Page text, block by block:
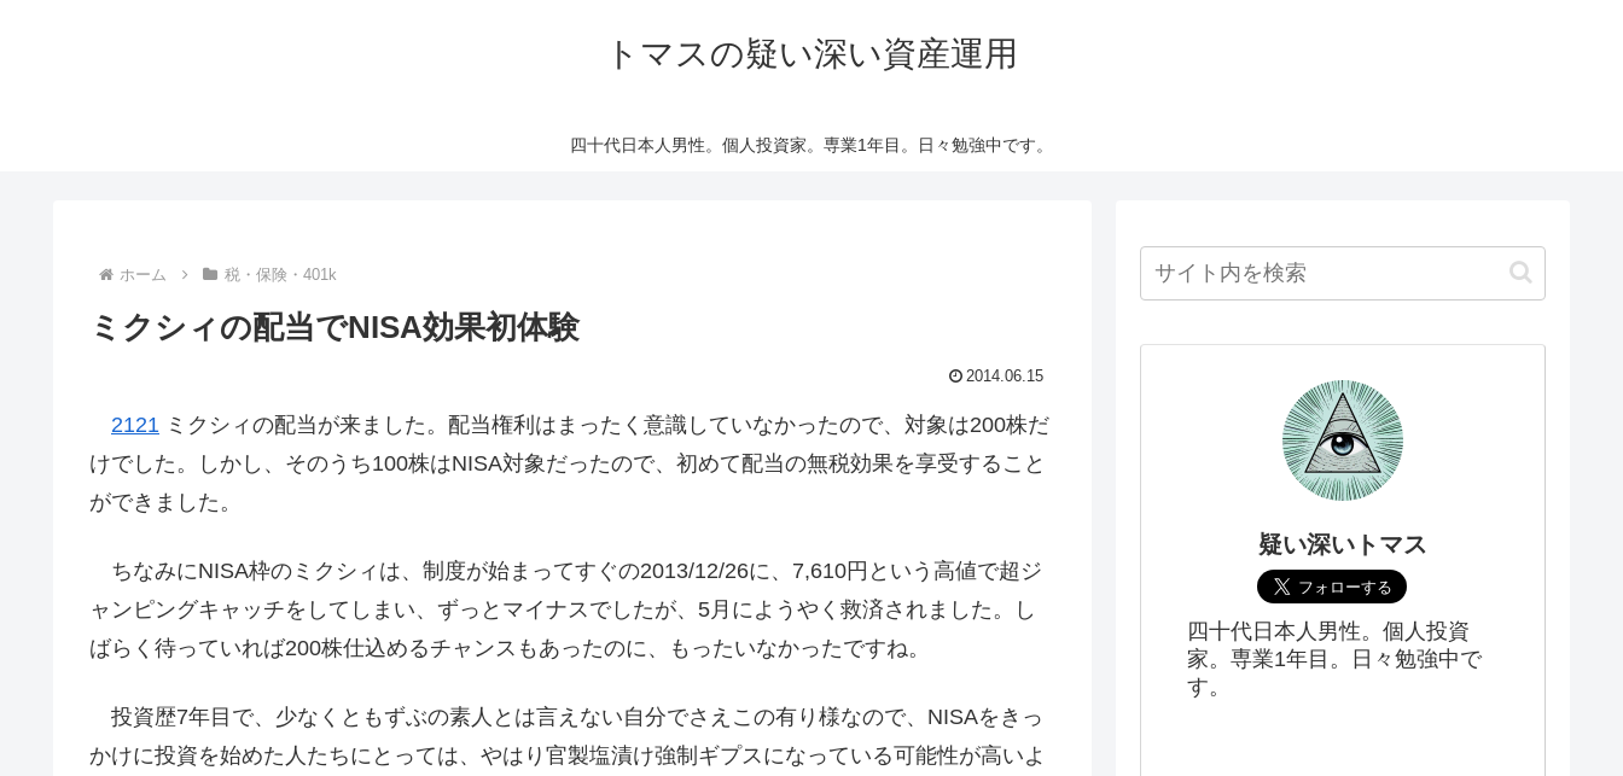
トマスの疑い深い資産運用
四十代日本人男性。個人投資家。専業1年目。日々勉強中です。
ホーム 税・保険・401k
ミクシィの配当でNISA効果初体験
2014.06.15
2121 ミクシィの配当が来ました。配当権利はまったく意識していなかったので、対象は200株だ
けでした。しかし、そのうち100株はNISA対象だったので、初めて配当の無税効果を享受すること
ができました。
ちなみにNISA枠のミクシィは、制度が始まってすぐの2013/12/26に、7,610円という高値で超ジ
ャンピングキャッチをしてしまい、ずっとマイナスでしたが、5月にようやく救済されました。し
ばらく待っていれば200株仕込めるチャンスもあったのに、もったいなかったですね。
投資歴7年目で、少なくともずぶの素人とは言えない自分でさえこの有り様なので、NISAをきっ
かけに投資を始めた人たちにとっては、やはり官製塩漬け強制ギプスになっている可能性が高いよ
疑い深いトマス
四十代日本人男性。個人投資
家。専業1年目。日々勉強中で
す。